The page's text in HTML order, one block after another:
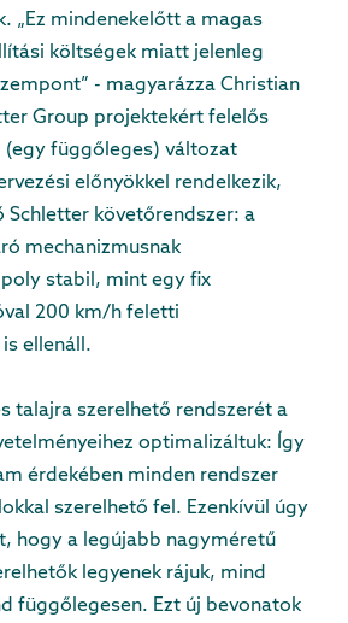
„Ez mindenekelőtt a magas
költségek miatt jelenleg
- magyarázza Christian
Group projektekért felelős
(egy függőleges) változat
előnyökkel rendelkezik,
Schletter követőrendszer: a
mechanizmusnak
stabil, mint egy fix
200 km/h feletti
ellenáll.
talajra szerelhető rendszerét a
optimalizáltuk: Így
érdekében minden rendszer
szerelhető fel. Ezenkívül úgy
hogy a legújabb nagyméretű
legyenek rájuk, mind
függőlegesen. Ezt új bevonatok